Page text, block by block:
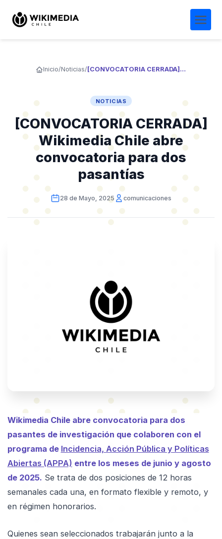
Inicio/Noticias/ [CONVOCATORIA CERRADA] Wikimedia Chile abre convocatoria para dos pasantías
NOTICIAS
[CONVOCATORIA CERRADA]
Wikimedia Chile abre
convocatoria para dos
pasantías
28 de Mayo, 2025 comunicaciones
Wikimedia Chile abre convocatoria para dos
pasantes de investigación que colaboren con el
programa de Incidencia, Acción Pública y Políticas
Abiertas (APPA) entre los meses de junio y agosto
de 2025. Se trata de dos posiciones de 12 horas
semanales cada una, en formato flexible y remoto, y
en régimen honorarios.
Quienes sean seleccionados trabajarán junto a la